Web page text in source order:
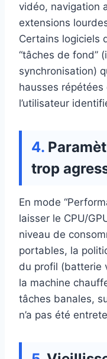
vidéo, navigation
extensions
Certains logiciels
“tâches de fond”
synchronisation)
hausses
l’utilisateur
trop
En mode
laisser le CPU/
niveau de
portables, la
du profil (batterie
la machine
tâches banales,
n’a pas été